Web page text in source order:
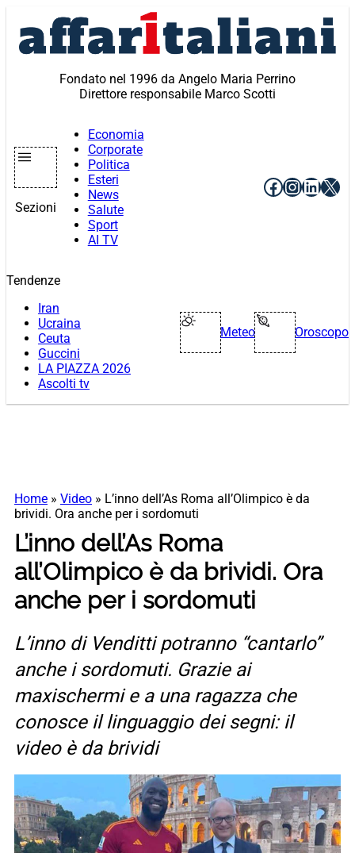
contenuto
Fondato nel 1996 da Angelo Maria Perrino
Direttore responsabile Marco Scotti
Sezioni
Economia
Corporate
Politica
Esteri
News
Salute
Sport
AI TV
Facebook
X
Tendenze
Iran
Ucraina
Ceuta
Guccini
LA PIAZZA 2026
Ascolti tv
Meteo Oroscopo
Home » Video » L’inno dell’As Roma all’Olimpico è da
brividi. Ora anche per i sordomuti
L’inno dell’As Roma
all’Olimpico è da brividi. Ora
anche per i sordomuti
L’inno di Venditti potranno “cantarlo”
anche i sordomuti. Grazie ai
maxischermi e a una ragazza che
conosce il linguaggio dei segni: il
video è da brividi